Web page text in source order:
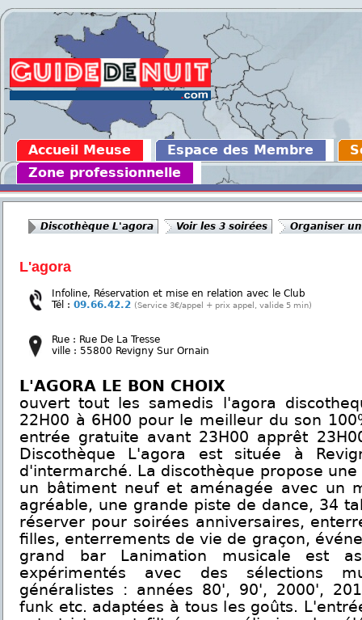
Accueil Meuse Espace des Membre
Zone professionnelle
Discothèque L'agora Voir les 3 soirées Organiser
L'agora
Infoline, Réservation et mise en relation avec le Club
Tél : 09.66.42.2 (Service 3€/appel + prix appel, valide 5 min)
Rue : Rue De La Tresse
ville : 55800 Revigny Sur Ornain
L'AGORA LE BON CHOIX
ouvert tout les samedis l'agora
22H00 à 6H00 pour le meilleur du son
entrée gratuite avant 23H00 apprêt
Discothèque L'agora est située à
d'intermarché. La discothèque propose
un bâtiment neuf et aménagée avec un
agréable, une grande piste de dance, 34
réserver pour soirées anniversaires,
filles, enterrements de vie de graçon,
grand bar Lanimation musicale est
expérimentés avec des sélections
généralistes : années 80', 90', 2000',
funk etc. adaptées à tous les goûts.